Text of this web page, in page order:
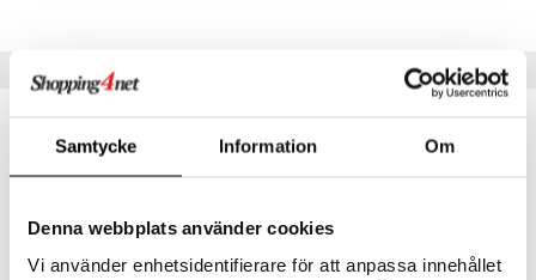
Samtycke Information Om
Denna webbplats använder cookies
Vi använder enhetsidentifierare för att anpassa innehållet